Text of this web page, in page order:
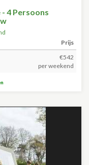
4 Persoons
Prijs
€542
per weekend